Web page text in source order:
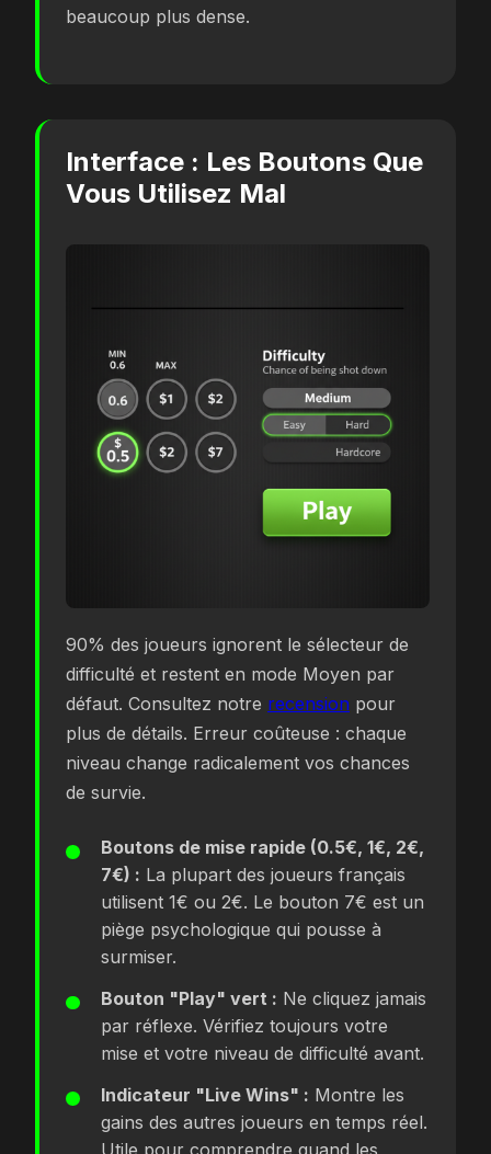
beaucoup plus dense.
Interface : Les Boutons Que
Vous Utilisez Mal
90% des joueurs ignorent le sélecteur de
difficulté et restent en mode Moyen par
défaut. Consultez notre recension pour
plus de détails. Erreur coûteuse : chaque
niveau change radicalement vos chances
de survie.
Boutons de mise rapide (0.5€, 1€, 2€,
7€) : La plupart des joueurs français
utilisent 1€ ou 2€. Le bouton 7€ est un
piège psychologique qui pousse à
surmiser.
Bouton "Play" vert : Ne cliquez jamais
par réflexe. Vérifiez toujours votre
mise et votre niveau de difficulté avant.
Indicateur "Live Wins" : Montre les
gains des autres joueurs en temps réel.
Utile pour comprendre quand les